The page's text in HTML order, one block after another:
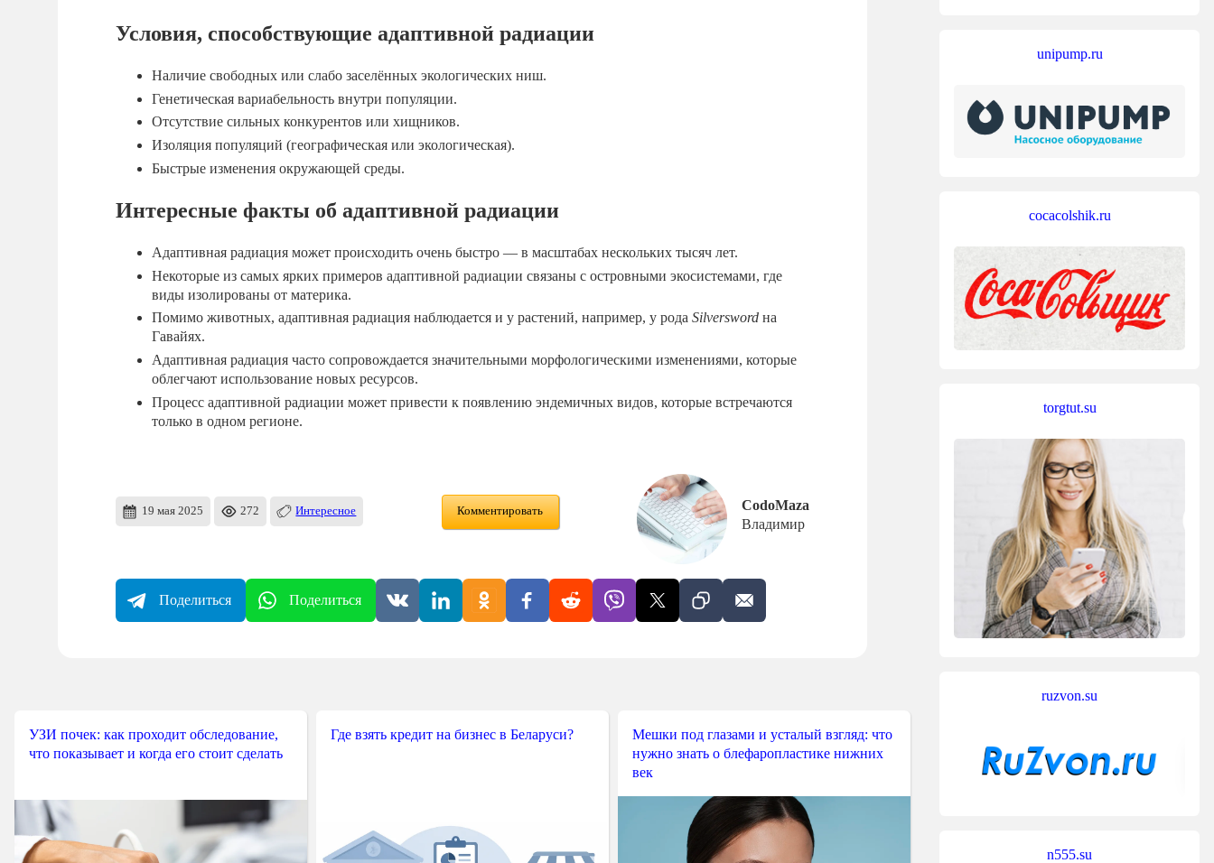
Условия, способствующие адаптивной радиации
Наличие свободных или слабо заселённых экологических ниш.
Генетическая вариабельность внутри популяции.
Отсутствие сильных конкурентов или хищников.
Изоляция популяций (географическая или экологическая).
Быстрые изменения окружающей среды.
Интересные факты об адаптивной радиации
Адаптивная радиация может происходить очень быстро — в масштабах нескольких тысяч лет.
Некоторые из самых ярких примеров адаптивной радиации связаны с островными экосистемами, где
виды изолированы от материка.
Помимо животных, адаптивная радиация наблюдается и у растений, например, у рода Silversword на
Гавайях.
Адаптивная радиация часто сопровождается значительными морфологическими изменениями, которые
облегчают использование новых ресурсов.
Процесс адаптивной радиации может привести к появлению эндемичных видов, которые встречаются
только в одном регионе.
19 мая 2025 272 Интересное Комментировать
CodoMaza
Владимир
Поделиться Поделиться
УЗИ почек: как проходит обследование,
что показывает и когда его стоит сделать
Где взять кредит на бизнес в Беларуси?
Мешки под глазами и усталый взгляд: что
нужно знать о блефаропластике нижних
век
unipump.ru
cocacolshik.ru
torgtut.su
ruzvon.su
n555.su